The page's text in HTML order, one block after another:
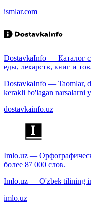
ismlar.com
DostavkaInfo — Каталог
еды, лекарств, книг и
DostavkaInfo — Taomlar,
kerakli bo'lagan narsalarni
dostavkainfo.uz
Imlo.uz —
более 87 000 слов.
Imlo.uz — O'zbek tilining
imlo.uz